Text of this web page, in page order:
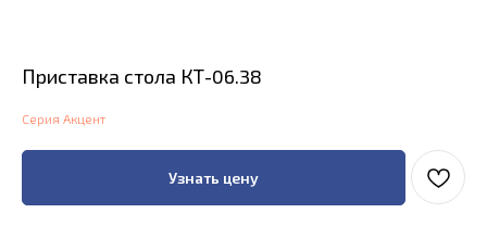
Приставка стола КТ-06.38
Серия Акцент
Узнать цену